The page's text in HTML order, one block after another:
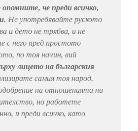
че преди всичко,
. Не употребявайте руското
и дето не трябва, и не
с него пред простото
по тоя начин, вий
лицето на българския
самия тоя народ.
на отношенията ни
но работете
и преди всичко, като